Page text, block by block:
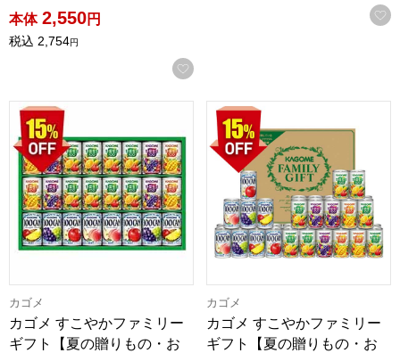
本体 2,550円
税込 2,754円
お気に入りに登録する
カゴメ すこやかファミリーギフト【夏の贈りもの・お中元
カゴメ
カゴメ すこやかファミリー
ギフト【夏の贈りもの・お
カゴメ すこやかファミリー
カゴメ
カゴメ すこやかファミリー
ギフト【夏の贈りもの・お